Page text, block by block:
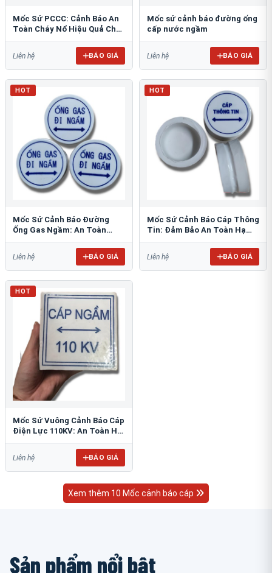
Mốc Sứ PCCC: Cảnh Báo An
Toàn Cháy Nổ Hiệu Quả Cho
Liên hệ BÁO GIÁ
Mốc sứ cảnh báo đường ống
cấp nước ngầm
Liên hệ BÁO GIÁ
HOT
Mốc Sứ Cảnh Báo Đường
Ống Gas Ngầm: An Toàn
Liên hệ BÁO GIÁ
HOT
Mốc Sứ Cảnh Báo Cáp Thông
Tin: Đảm Bảo An Toàn Hạ
Liên hệ BÁO GIÁ
HOT
Mốc Sứ Vuông Cảnh Báo Cáp
Điện Lực 110KV: An Toàn Hệ
Liên hệ BÁO GIÁ
Xem thêm 10 Mốc cảnh báo cáp
Sản phẩm nổi bật